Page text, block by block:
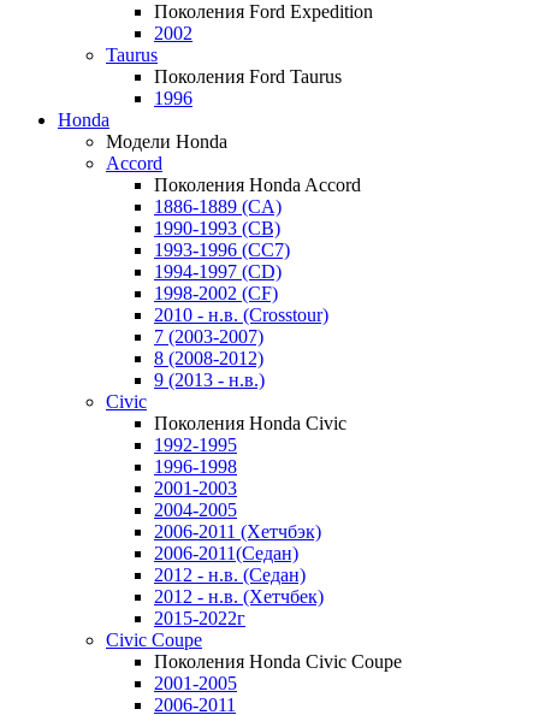
Поколения Ford Expedition
2002
Taurus
Поколения Ford Taurus
1996
Honda
Модели Honda
Accord
Поколения Honda Accord
1886-1889 (CA)
1990-1993 (CB)
1993-1996 (CC7)
1994-1997 (CD)
1998-2002 (CF)
2010 - н.в. (Crosstour)
7 (2003-2007)
8 (2008-2012)
9 (2013 - н.в.)
Civic
Поколения Honda Civic
1992-1995
1996-1998
2001-2003
2004-2005
2006-2011 (Хетчбэк)
2006-2011(Седан)
2012 - н.в. (Седан)
2012 - н.в. (Хетчбек)
2015-2022г
Civic Coupe
Поколения Honda Civic Coupe
2001-2005
2006-2011